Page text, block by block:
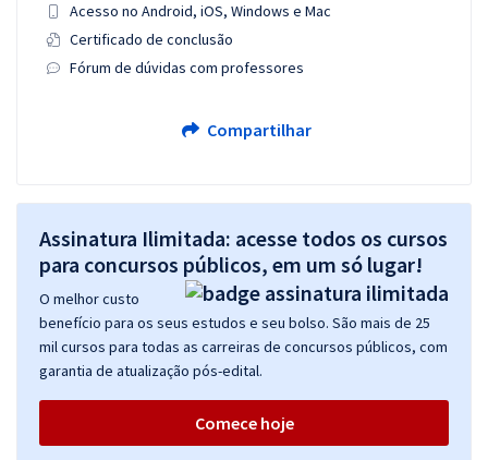
Acesso no Android, iOS, Windows e Mac
Certificado de conclusão
Fórum de dúvidas com professores
Compartilhar
Assinatura Ilimitada: acesse todos os cursos
para concursos públicos, em um só lugar!
O melhor custo
benefício para os seus estudos e seu bolso. São mais de 25
mil cursos para todas as carreiras de concursos públicos, com
garantia de atualização pós-edital.
Comece hoje